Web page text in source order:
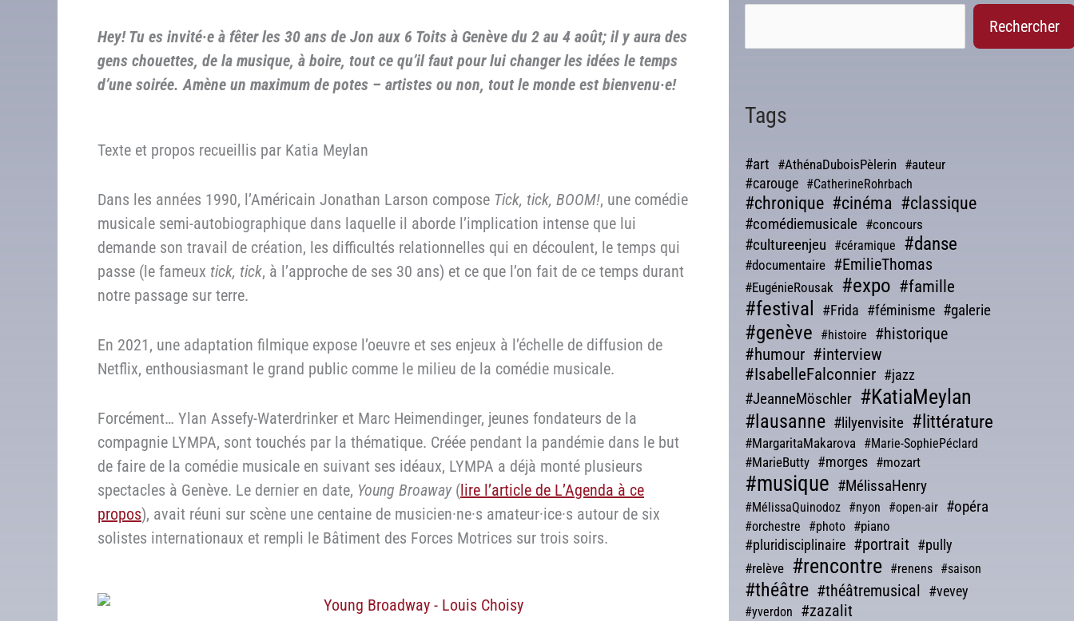
Hey! Tu es invité·e à fêter les 30 ans de Jon aux 6 Toits à Genève du 2 au 4 août; il y aura des
gens chouettes, de la musique, à boire, tout ce qu’il faut pour lui changer les idées le temps
d’une soirée. Amène un maximum de potes – artistes ou non, tout le monde est bienvenu·e!
Texte et propos recueillis par Katia Meylan
Dans les années 1990, l’Américain Jonathan Larson compose Tick, tick, BOOM!, une comédie
musicale semi-autobiographique dans laquelle il aborde l’implication intense que lui
demande son travail de création, les difficultés relationnelles qui en découlent, le temps qui
passe (le fameux tick, tick, à l’approche de ses 30 ans) et ce que l’on fait de ce temps durant
notre passage sur terre.
En 2021, une adaptation filmique expose l’oeuvre et ses enjeux à l’échelle de diffusion de
Netflix, enthousiasmant le grand public comme le milieu de la comédie musicale.
Forcément… Ylan Assefy-Waterdrinker et Marc Heimendinger, jeunes fondateurs de la
compagnie LYMPA, sont touchés par la thématique. Créée pendant la pandémie dans le but
de faire de la comédie musicale en suivant ses idéaux, LYMPA a déjà monté plusieurs
spectacles à Genève. Le dernier en date, Young Broaway (lire l’article de L’Agenda à ce
propos), avait réuni sur scène une centaine de musicien·ne·s amateur·ice·s autour de six
solistes internationaux et rempli le Bâtiment des Forces Motrices sur trois soirs.
Rechercher
Tags
#art #AthénaDuboisPèlerin #auteur
#carouge #CatherineRohrbach
#chronique #cinéma #classique
#comédiemusicale #concours
#cultureenjeu #céramique #danse
#documentaire #EmilieThomas
#EugénieRousak #expo #famille
#festival #Frida #féminisme #galerie
#genève #histoire #historique
#humour #interview
#IsabelleFalconnier #jazz
#JeanneMöschler #KatiaMeylan
#lausanne #lilyenvisite #littérature
#MargaritaMakarova #Marie-SophiePéclard
#MarieButty #morges #mozart
#musique #MélissaHenry
#MélissaQuinodoz #nyon #open-air #opéra
#orchestre #photo #piano
#pluridisciplinaire #portrait #pully
#relève #rencontre #renens #saison
#théâtre #théâtremusical #vevey
#yverdon #zazalit